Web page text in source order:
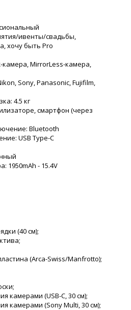
ивенты/свадьбы,
хочу быть Pro
камера, MirrorLess-камера,
Sony, Panasonic, Fujifilm,
4.5 кг
смартфон (через
Bluetooth
USB Type-C
1950mAh - 15.4V
(40 см);
(Arca-Swiss/Manfrotto);
камерами (USB-C, 30 см);
камерами (Sony Multi, 30 см);